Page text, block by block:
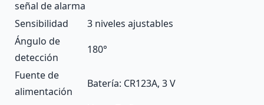
señal de alarma
Sensibilidad
3 niveles ajustables
Ángulo de
detección
180°
Fuente de
alimentación
Batería: CR123A, 3 V